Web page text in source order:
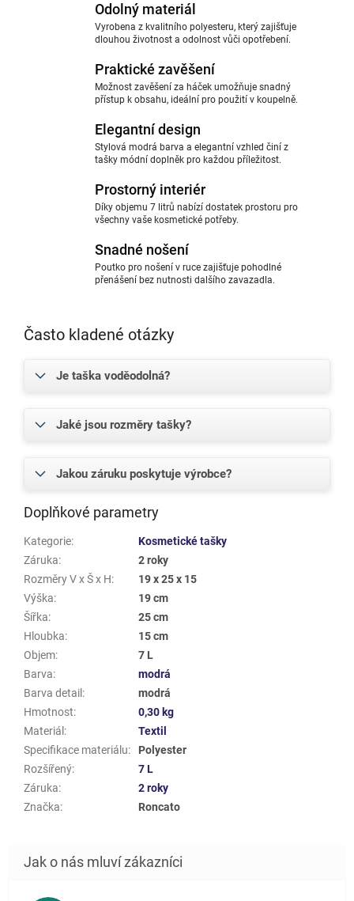
Odolný materiál
Vyrobena z kvalitního polyesteru, který zajišťuje
dlouhou životnost a odolnost vůči opotřebení.
Praktické zavěšení
Možnost zavěšení za háček umožňuje snadný
přístup k obsahu, ideální pro použití v koupelně.
Elegantní design
Stylová modrá barva a elegantní vzhled činí z
tašky módní doplněk pro každou příležitost.
Prostorný interiér
Díky objemu 7 litrů nabízí dostatek prostoru pro
všechny vaše kosmetické potřeby.
Snadné nošení
Poutko pro nošení v ruce zajišťuje pohodlné
přenášení bez nutnosti dalšího zavazadla.
Často kladené otázky
Je taška voděodolná?
Jaké jsou rozměry tašky?
Jakou záruku poskytuje výrobce?
Doplňkové parametry
Kategorie:
Kosmetické tašky
Záruka:
2 roky
Rozměry V x Š x H:
19 x 25 x 15
Výška:
19 cm
Šířka:
25 cm
Hloubka:
15 cm
Objem:
7 L
Barva:
modrá
Barva detail :
modrá
Hmotnost:
0,30 kg
Materiál :
Textil
Specifikace materiálu:
Polyester
Rozšířený:
7 L
Záruka:
2 roky
Značka: Roncato